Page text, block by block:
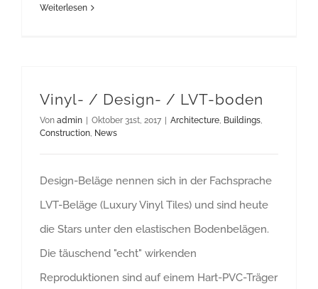
Weiterlesen
Vinyl- / Design- / LVT-boden
Von admin | Oktober 31st, 2017 | Architecture, Buildings,
Construction, News
Design-Beläge nennen sich in der Fachsprache
LVT-Beläge (Luxury Vinyl Tiles) und sind heute
die Stars unter den elastischen Bodenbelägen.
Die täuschend "echt" wirkenden
Reproduktionen sind auf einem Hart-PVC-Träger